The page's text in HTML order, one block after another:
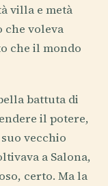
villa e metà
che voleva
che il mondo
battuta di
il potere,
vecchio
a Salona,
certo. Ma la